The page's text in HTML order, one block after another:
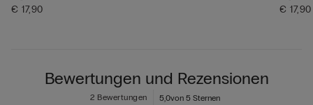
€ 17,90
€ 17,90
Bewertungen und Rezensionen
5,0von 5 Sternen
2 Bewertungen